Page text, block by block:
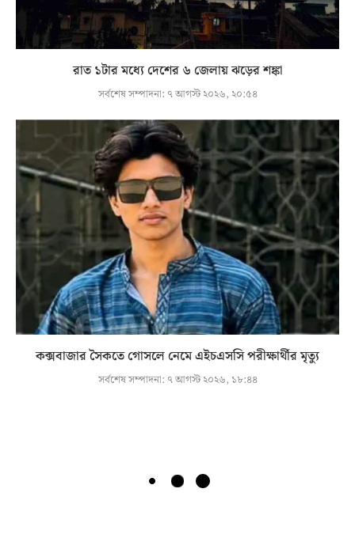
রাত ১টার মধ্যে দেশের ৬ জেলায় ঝড়ের শঙ্কা
সর্বশেষ সম্পাদনা: ৭ আগস্ট ২০২৬, ২০:৫৪
কক্সবাজার সৈকতে গোসলে নেমে এইচএসসি পরীক্ষার্থীর মৃত্যু
সর্বশেষ সম্পাদনা: ৭ আগস্ট ২০২৬, ১৮:৪৪